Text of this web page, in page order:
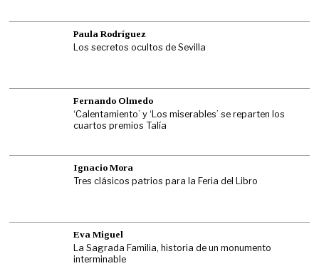
Paula Rodríguez
Los secretos ocultos de Sevilla
Fernando Olmedo
‘Calentamiento’ y ‘Los miserables’ se reparten los
cuartos premios Talía
Ignacio Mora
Tres clásicos patrios para la Feria del Libro
Eva Miguel
La Sagrada Familia, historia de un monumento
interminable